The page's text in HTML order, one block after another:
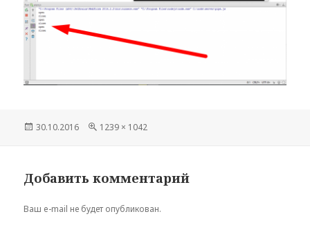
Опубликовано
30.10.2016
Полный
1239 × 1042
Добавить комментарий
Ваш e-mail не будет опубликован.